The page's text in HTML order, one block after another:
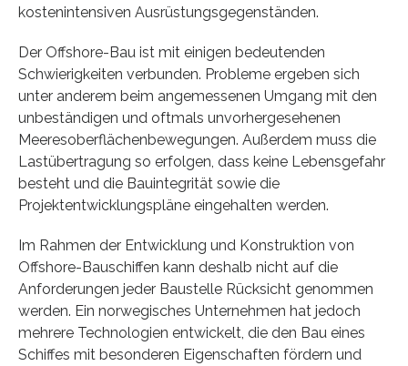
kostenintensiven Ausrüstungsgegenständen.
Der Offshore-Bau ist mit einigen bedeutenden
Schwierigkeiten verbunden. Probleme ergeben sich
unter anderem beim angemessenen Umgang mit den
unbeständigen und oftmals unvorhergesehenen
Meeresoberflächenbewegungen. Außerdem muss die
Lastübertragung so erfolgen, dass keine Lebensgefahr
besteht und die Bauintegrität sowie die
Projektentwicklungspläne eingehalten werden.
Im Rahmen der Entwicklung und Konstruktion von
Offshore-Bauschiffen kann deshalb nicht auf die
Anforderungen jeder Baustelle Rücksicht genommen
werden. Ein norwegisches Unternehmen hat jedoch
mehrere Technologien entwickelt, die den Bau eines
Schiffes mit besonderen Eigenschaften fördern und